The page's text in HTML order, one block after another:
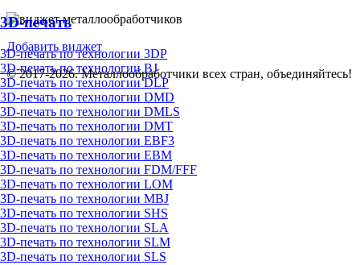
3D-печать
3D-печать по технологии 3DP
3D-печать по технологии BJ
3D-печать по технологии DLP
3D-печать по технологии DMD
3D-печать по технологии DMLS
3D-печать по технологии DMT
3D-печать по технологии EBF3
3D-печать по технологии EBM
3D-печать по технологии FDM/FFF
3D-печать по технологии LOM
3D-печать по технологии MBJ
3D-печать по технологии SHS
3D-печать по технологии SLA
3D-печать по технологии SLM
3D-печать по технологии SLS
Добавить виджет
© 2017-2026. Металлообработчики всех стран, объединяйтесь!